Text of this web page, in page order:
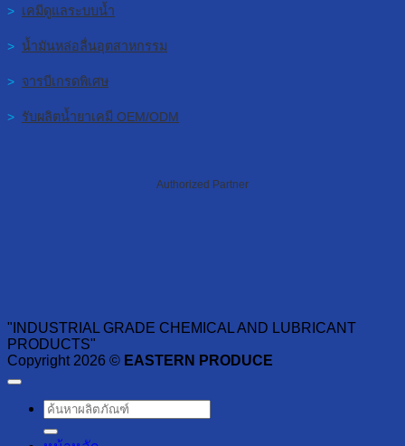
> เคมีดูแลระบบน้ำ
> น้ำมันหล่อลื่นอุตสาหกรรม
> จารบีเกรดพิเศษ
> รับผลิตน้ำยาเคมี OEM/ODM
Authorized Partner
"INDUSTRIAL GRADE CHEMICAL AND LUBRICANT
PRODUCTS"
Copyright 2026 © EASTERN PRODUCE
ค้นหา: